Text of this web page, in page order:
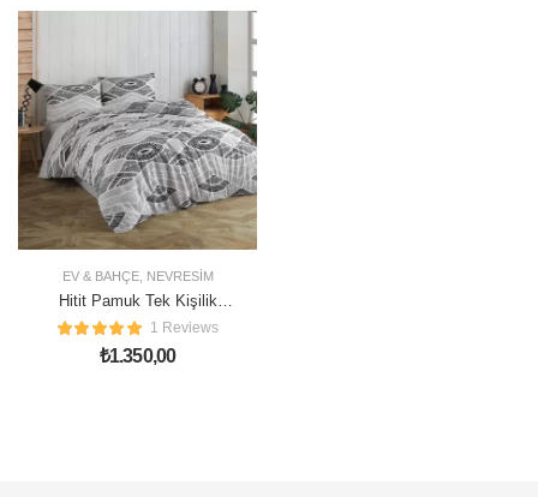
EV & BAHÇE, NEVRESIM
Hitit Pamuk Tek Kişilik
Nevresim Takımı
1 Reviews
₺1.350,00